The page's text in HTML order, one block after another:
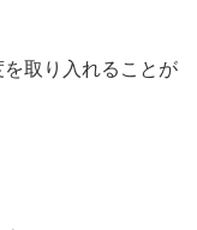
取り入れることが